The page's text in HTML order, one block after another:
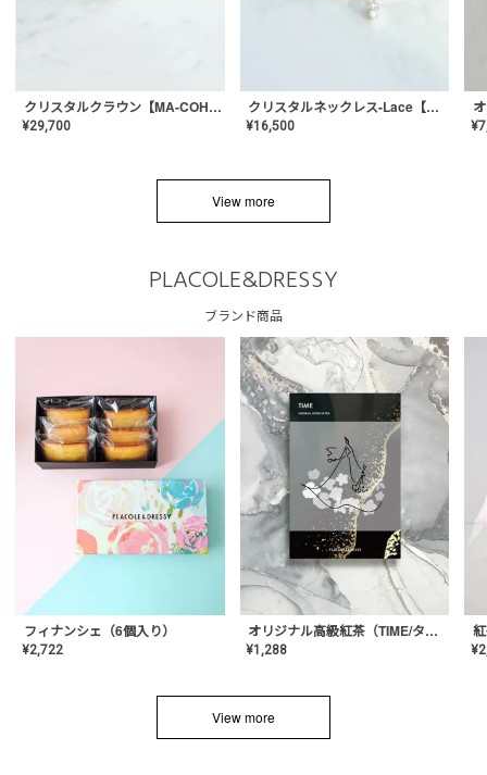
クリスタルクラウン【MA-COHD-01】韓国風クラウン/ウェディングクラウン/ティアラ
¥29,700
クリスタルネックレス-Lace【MA-CONL-02】
¥16,500 ¥
View more
PLACOLE&DRESSY
ブランド商品
フィナンシェ（6個入り）
¥2,722
オリジナル高級紅茶（TIME/タイム）【ギフト/プチギフト/プレゼント/内祝い/結婚式/オリジナル配合/高品質/ハーブティー/茶葉/記念日/お返し/手土産/美容/おしゃれ】
¥1,288 ¥
View more